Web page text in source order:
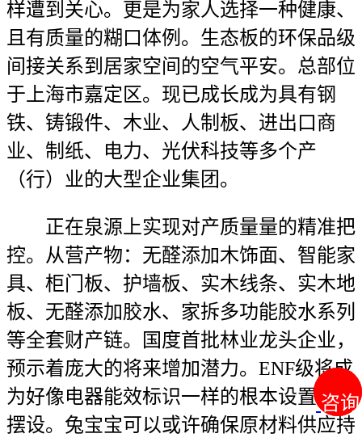
咨询
咨询
样遭到关心。更是为家人选择一种健康、
且有质量的糊口体例。生态板的环保品级
间接关系到居家空间的空气平安。总部位
于上海市嘉定区。现已成长成为具有钢
铁、铸锻件、木业、人制板、进出口商
业、制纸、电力、光伏科技等多个产
（行）业的大型企业集团。
正在泉源上实现对产质量量的精准把
控。从营产物：无醛添加木饰面、智能家
具、柜门板、护墙板、实木线条、实木地
板、无醛添加胶水、家拆多功能胶水系列
等全套财产链。国度首批林业龙头企业，
预示着庞大的将来增加潜力。ENF级将成
为好像电器能效标识一样的根本设置装备
摆设。兔宝宝可以或许确保原材料供应持